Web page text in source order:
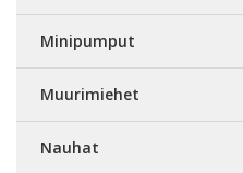
Minipumput
Muurimiehet
Nauhat